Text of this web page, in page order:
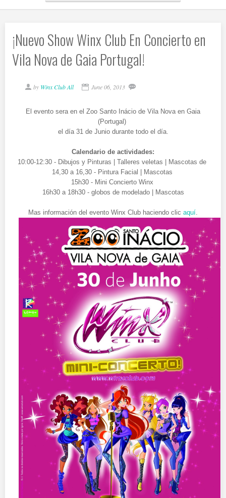
¡Nuevo Show Winx Club En Concierto en
Vila Nova de Gaia Portugal!
by Winx Club All June 06, 2013
El evento sera en el Zoo Santo Inácio de Vila Nova en Gaia
(Portugal)
el día 31 de Junio durante todo el día.
Calendario de actividades:
10:00-12:30 - Dibujos y Pinturas | Talleres veletas | Mascotas de
14,30 a 16,30 - Pintura Facial | Mascotas
15h30 - Mini Concierto Winx
16h30 a 18h30 - globos de modelado | Mascotas
Mas información del evento Winx Club haciendo clic aquí.